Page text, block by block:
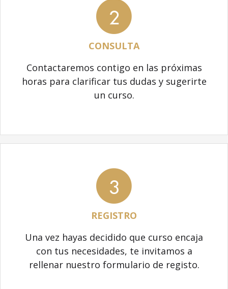
2
CONSULTA
Contactaremos contigo en las próximas
horas para clarificar tus dudas y sugerirte
un curso.
3
REGISTRO
Una vez hayas decidido que curso encaja
con tus necesidades, te invitamos a
rellenar nuestro formulario de registo.